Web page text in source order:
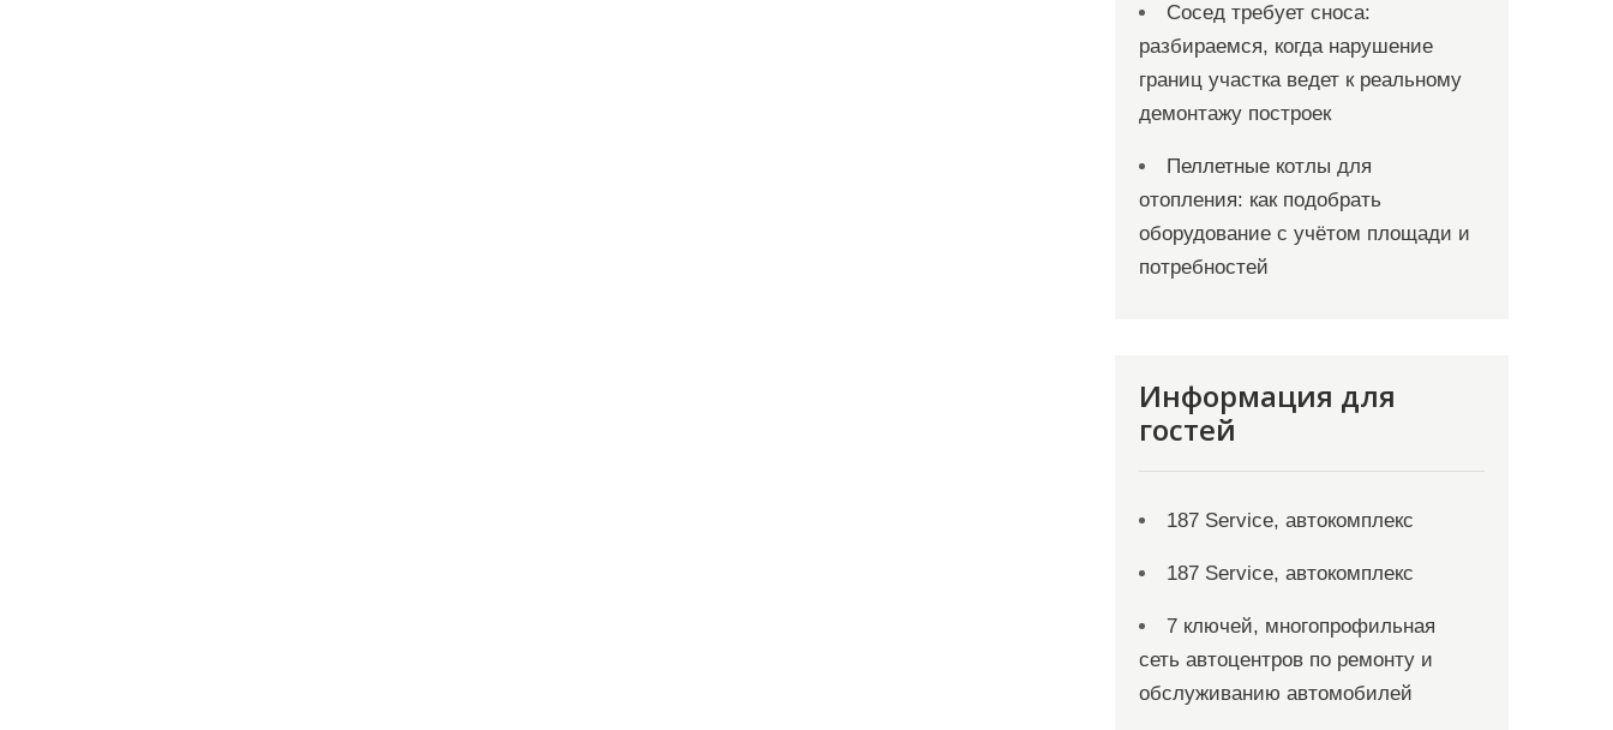
Сосед требует сноса:
разбираемся, когда нарушение
границ участка ведет к реальному
демонтажу построек
Пеллетные котлы для
отопления: как подобрать
оборудование с учётом площади и
потребностей
Информация для
гостей
187 Service, автокомплекс
187 Service, автокомплекс
7 ключей, многопрофильная
сеть автоцентров по ремонту и
обслуживанию автомобилей